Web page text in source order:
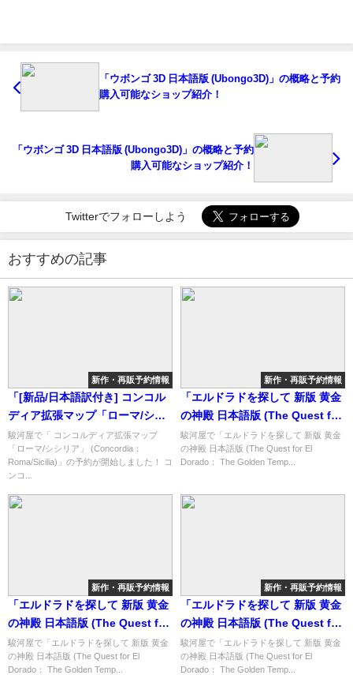
「ウボンゴ 3D 日本語版 (Ubongo3D)」の概略と予約
購入可能なショップ紹介！
「ウボンゴ 3D 日本語版 (Ubongo3D)」の概略と予約
購入可能なショップ紹介！
Twitterでフォローしよう
おすすめの記事
新作・再販予約情報
「[新品/日本語訳付き] コンコル
ディア拡張マップ「ローマ/シシ
リア」 (Concordia：
Roma/Sicilia)」の概略と予約購
入可能なショップ紹介！
駿河屋で「 コンコルディア拡張マップ
「ローマ/シシリア」 (Concordia：
Roma/Sicilia)」の予約が開始しました！ コ
ンコ...
新作・再販予約情報
「エルドラドを探して 新版 黄金
の神殿 日本語版 (The Quest for
El Dorado： The Golden
Temples)」の概略と予約購入可
駿河屋で「エルドラドを探して 新版 黄金
の神殿 日本語版 (The Quest for El
Dorado： The Golden Temp...
新作・再販予約情報
「エルドラドを探して 新版 黄金
の神殿 日本語版 (The Quest for
El Dorado： The Golden
Temples)」の概略と予約購入可
駿河屋で「エルドラドを探して 新版 黄金
の神殿 日本語版 (The Quest for El
Dorado： The Golden Temp...
新作・再販予約情報
「エルドラドを探して 新版 黄金
の神殿 日本語版 (The Quest for
El Dorado： The Golden
Temples)」の概略と予約購入可
駿河屋で「エルドラドを探して 新版 黄金
の神殿 日本語版 (The Quest for El
Dorado： The Golden Temp...